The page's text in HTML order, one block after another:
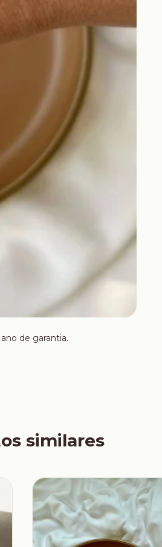
de garantia.
similares